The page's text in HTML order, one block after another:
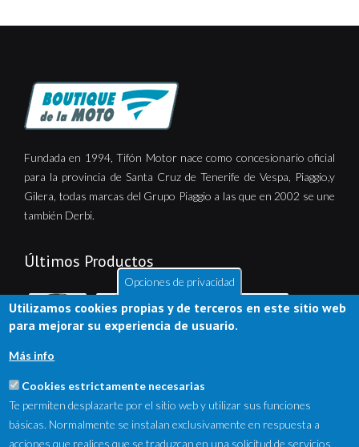
Fundada en 1994, Tifón Motor nace como concesionario oficial
para la provincia de Santa Cruz de Tenerife de Vespa, Piaggio,y
Gilera, todas marcas del Grupo Piaggio a las que en 2002 se une
también Derbi.
Últimos Productos
Opciones de privacidad
Utilizamos cookies propias y de terceros en este sitio web
para mejorar su experiencia de usuario.
Más info
Cookies estrictamente necesarias
Te permiten desplazarte por el sitio web y utilizar sus funciones
básicas. Normalmente se instalan exclusivamente en respuesta a
acciones que realices que se traduzcan en una solicitud de servicios,